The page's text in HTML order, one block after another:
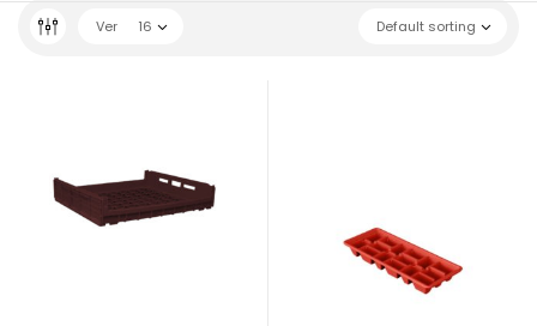
Default sorting
Ver 16